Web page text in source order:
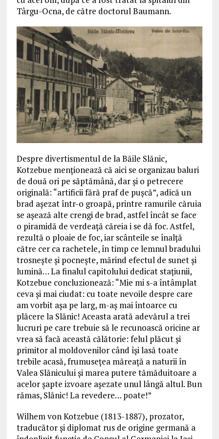
Târgu-Ocna, de către doctorul Baumann.
Despre divertismentul de la Băile Slănic,
Kotzebue menționează că aici se organizau baluri
de două ori pe săptămână, dar și o petrecere
originală: “artificii fără praf de pușcă”, adică un
brad așezat într-o groapă, printre ramurile căruia
se așează alte crengi de brad, astfel încât se face
o piramidă de verdeață căreia i se dă foc. Astfel,
rezultă o ploaie de foc, iar scânteile se înalță
către cer ca rachetele, în timp ce lemnul bradului
trosnește și pocnește, mărind efectul de sunet și
lumină… La finalul capitolului dedicat stațiunii,
Kotzebue concluzionează: “Mie mi s-a întâmplat
ceva și mai ciudat: cu toate nevoile despre care
am vorbit așa pe larg, m-aș mai întoarce cu
plăcere la Slănic! Aceasta arată adevărul a trei
lucruri pe care trebuie să le recunoască oricine ar
vrea să facă această călătorie: felul plăcut și
primitor al moldovenilor când își lasă toate
trebile acasă, frumusețea măreață a naturii în
Valea Slănicului și marea putere tămăduitoare a
acelor șapte izvoare așezate unul lângă altul. Bun
rămas, Slănic! La revedere… poate!”
Wilhem von Kotzebue (1813-1887), prozator,
traducător și diplomat rus de origine germană a